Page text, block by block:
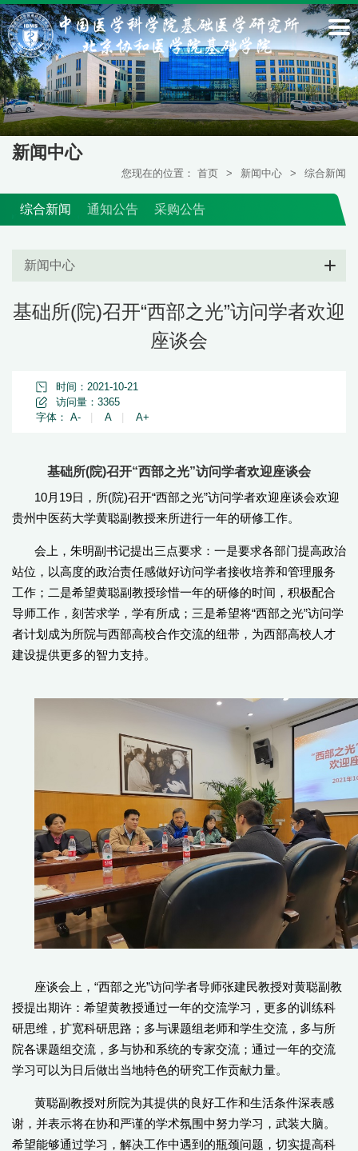
新闻中心
您现在的位置： 首页 > 新闻中心 > 综合新闻
综合新闻 通知公告 采购公告
新闻中心
基础所(院)召开“西部之光”访问学者欢迎
座谈会
时间：2021-10-21
访问量： 3365
字体： A- A A+
基础所(院)召开“西部之光”访问学者欢迎座谈会
10月19日，所(院)召开“西部之光”访问学者欢迎座谈会欢迎
贵州中医药大学黄聪副教授来所进行一年的研修工作。
会上，朱明副书记提出三点要求：一是要求各部门提高政治
站位，以高度的政治责任感做好访问学者接收培养和管理服务
工作；二是希望黄聪副教授珍惜一年的研修的时间，积极配合
导师工作，刻苦求学，学有所成；三是希望将“西部之光”访问学
者计划成为所院与西部高校合作交流的纽带，为西部高校人才
建设提供更多的智力支持。
座谈会上，“西部之光”访问学者导师张建民教授对黄聪副教
授提出期许：希望黄教授通过一年的交流学习，更多的训练科
研思维，扩宽科研思路；多与课题组老师和学生交流，多与所
院各课题组交流，多与协和系统的专家交流；通过一年的交流
学习可以为日后做出当地特色的研究工作贡献力量。
黄聪副教授对所院为其提供的良好工作和生活条件深表感
谢，并表示将在协和严谨的学术氛围中努力学习，武装大脑。
希望能够通过学习，解决工作中遇到的瓶颈问题，切实提高科